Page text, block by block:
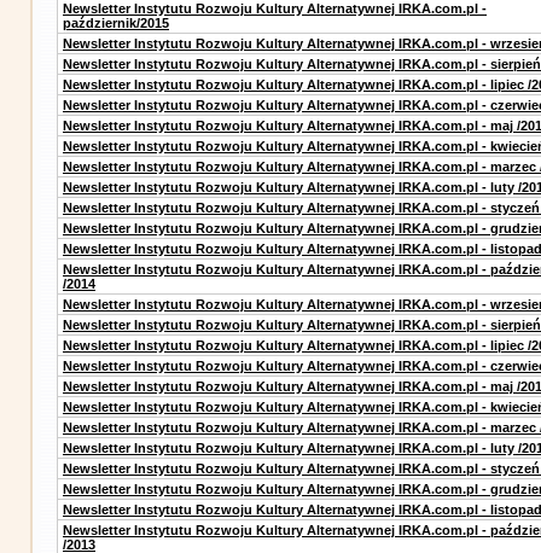
Newsletter Instytutu Rozwoju Kultury Alternatywnej IRKA.com.pl -
październik/2015
Newsletter Instytutu Rozwoju Kultury Alternatywnej IRKA.com.pl -
Newsletter Instytutu Rozwoju Kultury Alternatywnej IRKA.com.pl -
Newsletter Instytutu Rozwoju Kultury Alternatywnej IRKA.com.pl - lipiec /
Newsletter Instytutu Rozwoju Kultury Alternatywnej IRKA.com.pl -
Newsletter Instytutu Rozwoju Kultury Alternatywnej IRKA.com.pl - maj /
Newsletter Instytutu Rozwoju Kultury Alternatywnej IRKA.com.pl -
Newsletter Instytutu Rozwoju Kultury Alternatywnej IRKA.com.pl - marzec
Newsletter Instytutu Rozwoju Kultury Alternatywnej IRKA.com.pl - luty /
Newsletter Instytutu Rozwoju Kultury Alternatywnej IRKA.com.pl - styczeń
Newsletter Instytutu Rozwoju Kultury Alternatywnej IRKA.com.pl -
Newsletter Instytutu Rozwoju Kultury Alternatywnej IRKA.com.pl - listopad
Newsletter Instytutu Rozwoju Kultury Alternatywnej IRKA.com.pl -
/2014
Newsletter Instytutu Rozwoju Kultury Alternatywnej IRKA.com.pl -
Newsletter Instytutu Rozwoju Kultury Alternatywnej IRKA.com.pl - sierpień
Newsletter Instytutu Rozwoju Kultury Alternatywnej IRKA.com.pl - lipiec /
Newsletter Instytutu Rozwoju Kultury Alternatywnej IRKA.com.pl -
Newsletter Instytutu Rozwoju Kultury Alternatywnej IRKA.com.pl - maj /
Newsletter Instytutu Rozwoju Kultury Alternatywnej IRKA.com.pl -
Newsletter Instytutu Rozwoju Kultury Alternatywnej IRKA.com.pl - marzec
Newsletter Instytutu Rozwoju Kultury Alternatywnej IRKA.com.pl - luty /
Newsletter Instytutu Rozwoju Kultury Alternatywnej IRKA.com.pl - styczeń
Newsletter Instytutu Rozwoju Kultury Alternatywnej IRKA.com.pl -
Newsletter Instytutu Rozwoju Kultury Alternatywnej IRKA.com.pl - listopad
Newsletter Instytutu Rozwoju Kultury Alternatywnej IRKA.com.pl -
/2013